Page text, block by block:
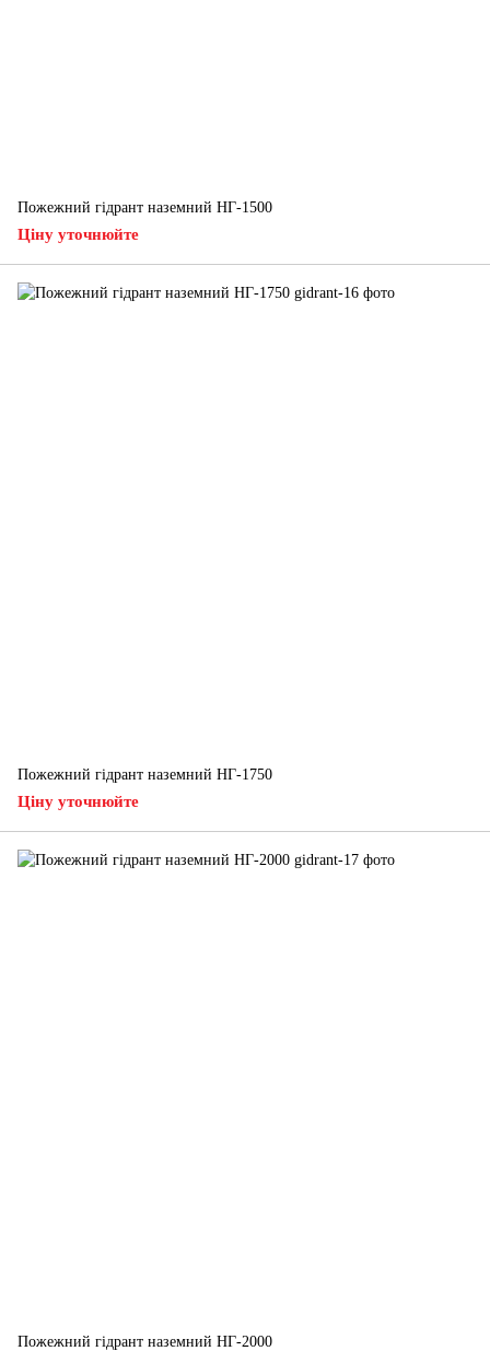
Пожежний гідрант наземний НГ-1500
Ціну уточнюйте
Пожежний гідрант наземний НГ-1750
Ціну уточнюйте
Пожежний гідрант наземний НГ-2000